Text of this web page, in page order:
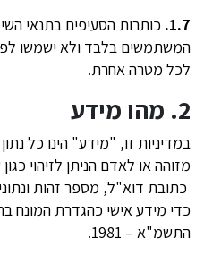
1.7. כותרות הסעיפים בתנאי
המשתמשים בלבד ולא ישמשו
לכל מטרה אחרת.
2. מהו מידע
במדיניות זו, "מידע" הינו כל
מזוהה או לאדם הניתן לזיהוי
כתובת דוא"ל, מספר זהות
כדי מידע אישי כהגדרת המונח
התשמ"א – 1981.